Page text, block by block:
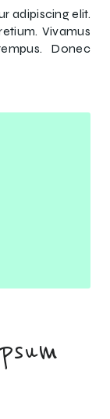
adipiscing elit.
Vivamus
Donec